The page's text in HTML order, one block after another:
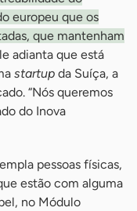
europeu que os
que mantenham
adianta que está
startup da Suíça, a
“Nós queremos
do Inova
pessoas físicas,
estão com alguma
no Módulo